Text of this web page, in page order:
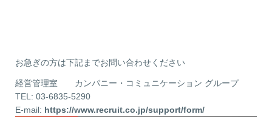
お急ぎの方は下記までお問い合わせください
経営管理室 カンパニー・コミュニケーション グループ
TEL: 03-6835-5290
E-mail: https://www.recruit.co.jp/support/form/